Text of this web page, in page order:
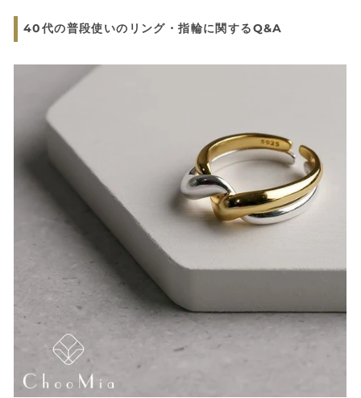
40代の普段使いのリング・指輪に関するQ&A